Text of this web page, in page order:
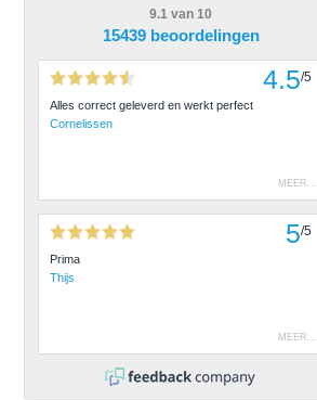
9.1 van 10
15439 beoordelingen
4.5/5
Alles correct geleverd en werkt perfect
Cornelissen
MEER ...
5/5
Prima
Thijs
MEER ...